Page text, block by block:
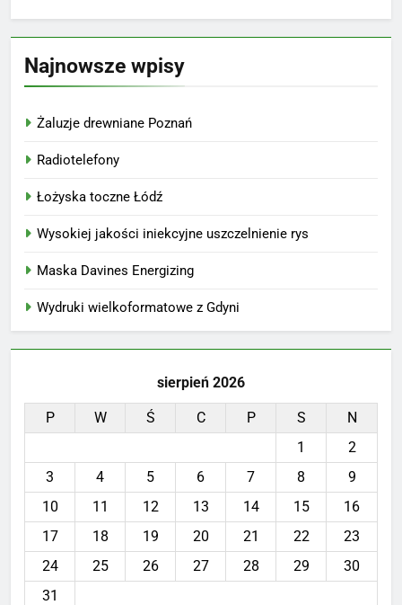
Najnowsze wpisy
Żaluzje drewniane Poznań
Radiotelefony
Łożyska toczne Łódź
Wysokiej jakości iniekcyjne uszczelnienie rys
Maska Davines Energizing
Wydruki wielkoformatowe z Gdyni
sierpień 2026
P W Ś C P S
N
1
2
3
4 5 6 7 8
9
10
11 12 13 14 15
16
17
18 19 20 21 22
23
24
25 26 27 28 29
30
31